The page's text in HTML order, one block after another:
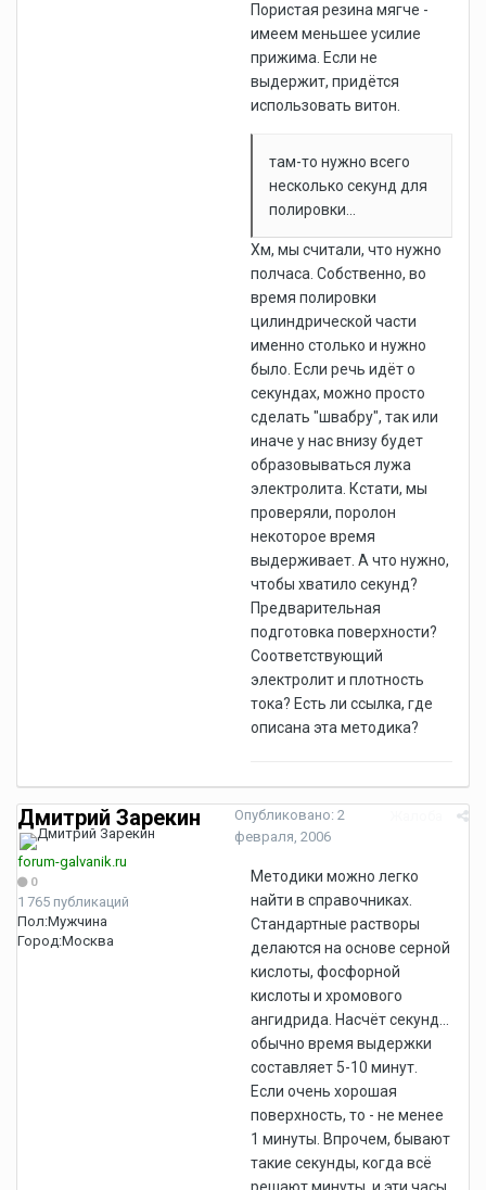
Пористая резина мягче -
имеем меньшее усилие
прижима. Если не
выдержит, придётся
использовать витон.
там-то нужно всего
несколько секунд для
полировки...
Хм, мы считали, что нужно
полчаса. Собственно, во
время полировки
цилиндрической части
именно столько и нужно
было. Если речь идёт о
секундах, можно просто
сделать "швабру", так или
иначе у нас внизу будет
образовываться лужа
электролита. Кстати, мы
проверяли, поролон
некоторое время
выдерживает. А что нужно,
чтобы хватило секунд?
Предварительная
подготовка поверхности?
Соответствующий
электролит и плотность
тока? Есть ли ссылка, где
описана эта методика?
Дмитрий Зарекин
forum-galvanik.ru
0
1 765 публикаций
Пол:Мужчина
Город:Москва
Опубликовано: 2
февраля, 2006
Методики можно легко
найти в справочниках.
Стандартные растворы
делаются на основе серной
кислоты, фосфорной
кислоты и хромового
ангидрида. Насчёт секунд...
обычно время выдержки
составляет 5-10 минут.
Если очень хорошая
поверхность, то - не менее
1 минуты. Впрочем, бывают
такие секунды, когда всё